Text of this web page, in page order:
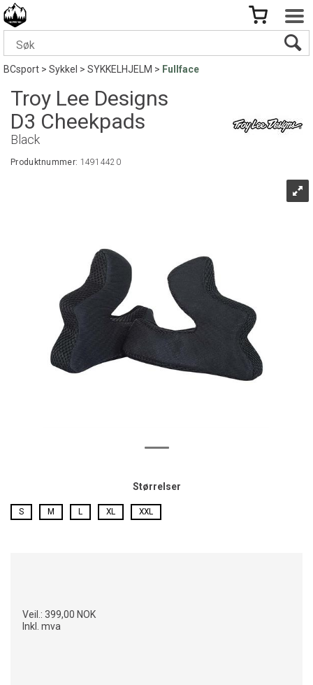
BCsport>Sykkel >SYKKELHJELM> Fullface
Troy Lee Designs
D3 Cheekpads
Black
Produktnummer: 14914420
Størrelser
S M L XL XXL
Veil.: 399,00 NOK
Inkl. mva